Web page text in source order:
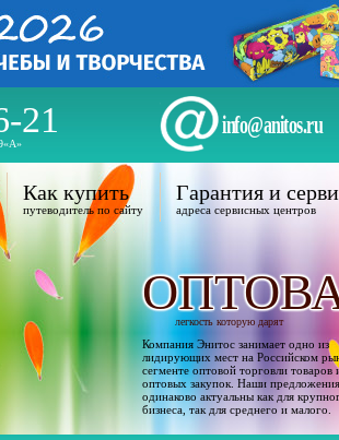
21 info@anitos.ru
Как купить
путеводитель по сайту
Гарантия и
адреса сервисных центров
легкость которую дарят
Компания Энитос занимает одно из
лидирующих мест на Российском
сегменте оптовой торговли товаров
оптовых закупок. Наши
одинаково актуальны как для
бизнеса, так для среднего и малого.